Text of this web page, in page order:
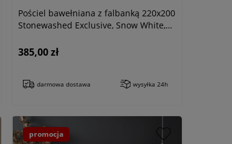
Pościel bawełniana z falbanką 220x200
Stonewashed Exclusive, Snow White,
385,00 zł
darmowa dostawa wysyłka 24h
promocja